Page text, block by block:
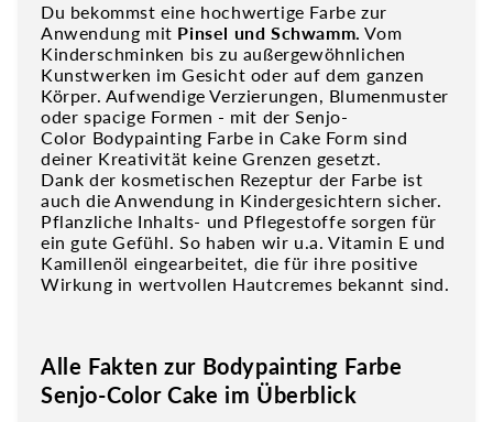
Du bekommst eine hochwertige Farbe zur
Anwendung mit Pinsel und Schwamm. Vom
Kinderschminken bis zu außergewöhnlichen
Kunstwerken im Gesicht oder auf dem ganzen
Körper. Aufwendige Verzierungen, Blumenmuster
oder spacige Formen - mit der Senjo-
Color Bodypainting Farbe in Cake Form sind
deiner Kreativität keine Grenzen gesetzt.
Dank der kosmetischen Rezeptur der Farbe ist
auch die Anwendung in Kindergesichtern sicher.
Pflanzliche Inhalts- und Pflegestoffe sorgen für
ein gute Gefühl. So haben wir u.a. Vitamin E und
Kamillenöl eingearbeitet, die für ihre positive
Wirkung in wertvollen Hautcremes bekannt sind.
Alle Fakten zur Bodypainting Farbe
Senjo-Color Cake im Überblick